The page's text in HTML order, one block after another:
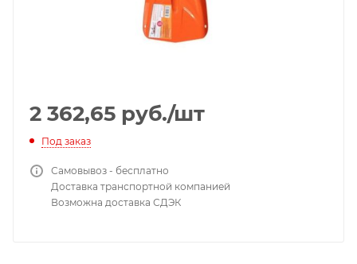
2 362,65 руб./шт
Под заказ
Самовывоз - бесплатно
Доставка транспортной компанией
Возможна доставка СДЭК